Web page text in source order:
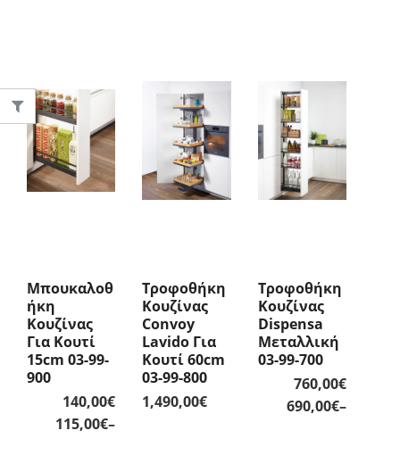
Μπουκαλοθ
Ήκη
Κουζίνας
Για Κουτί
15cm 03-99-
900
115,00€–
140,00€
Price
Τροφοθήκη
Κουζίνας
Convoy
Lavido Για
Κουτί 60cm
03-99-800
1,490,00€
Τροφοθήκη
Κουζίνας
Dispensa
Μεταλλική
03-99-700
690,00€–
760,00€
Price